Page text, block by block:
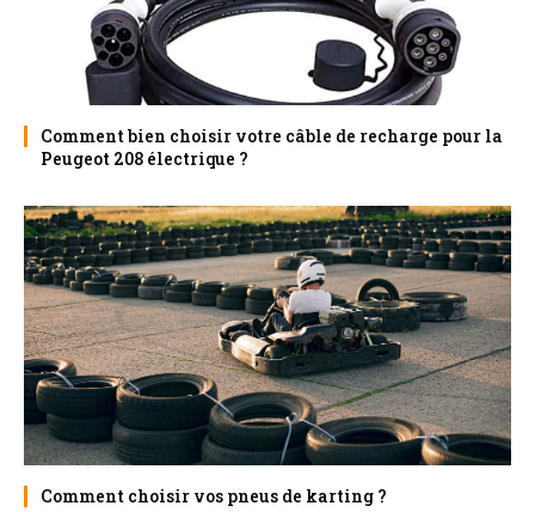
Comment bien choisir votre câble de recharge pour la
Peugeot 208 électrique ?
Comment choisir vos pneus de karting ?